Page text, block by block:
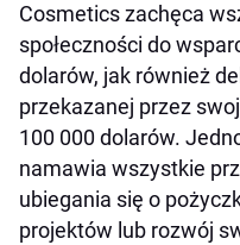
Cosmetics zachęca
społeczności do
dolarów, jak również
przekazanej przez
100 000 dolarów.
namawia wszystkie
ubiegania się o
projektów lub rozwój